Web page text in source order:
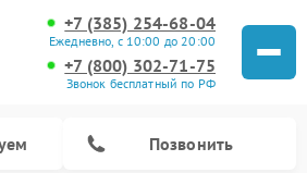
+7 (385) 254-68-04
Ежедневно, с 10:00 до 20:00
+7 (800) 302-71-75
Звонок бесплатный по РФ
Позвонить